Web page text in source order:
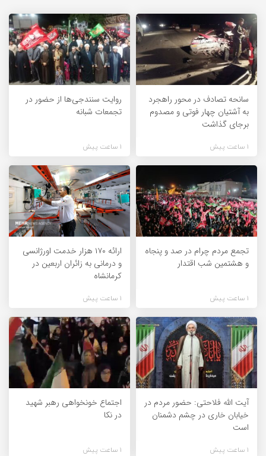
سانحه تصادف در محور راهجرد
به آشتیان چهار فوتی و مصدوم
برجای گذاشت
1 ساعت پیش
روایت سنندجی‌ها از حضور در
تجمعات شبانه
1 ساعت پیش
تجمع مردم چرام در صد و پنجاه
و هشتمین شب اقتدار
1 ساعت پیش
ارائه ۱۷۰ هزار خدمت اورژانسی
و درمانی به زائران اربعین در
کرمانشاه
1 ساعت پیش
آیت الله فلاحتی: حضور مردم در
خیابان خاری در چشم دشمنان
است
1 ساعت پیش
اجتماع خونخواهی رهبر شهید
در نکا
1 ساعت پیش